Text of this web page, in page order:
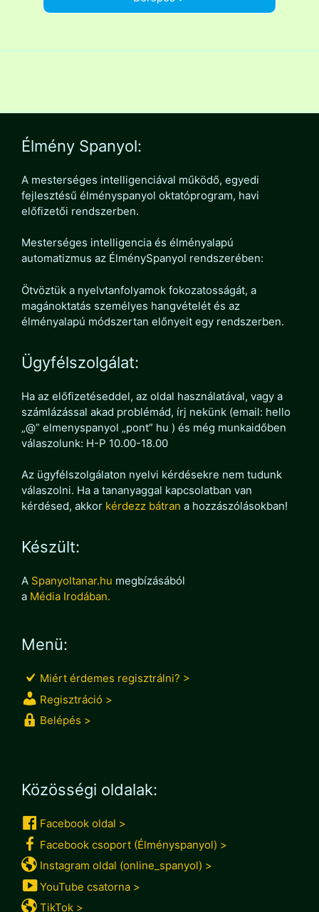
Élmény Spanyol:
A mesterséges intelligenciával működő, egyedi
fejlesztésű élményspanyol oktatóprogram, havi
előfizetői rendszerben.
Mesterséges intelligencia és élményalapú
automatizmus az ÉlménySpanyol rendszerében:
Ötvöztük a nyelvtanfolyamok fokozatosságát, a
magánoktatás személyes hangvételét és az
élményalapú módszertan előnyeit egy rendszerben.
Ügyfélszolgálat:
Ha az előfizetéseddel, az oldal használatával, vagy a
számlázással akad problémád, írj nekünk (email: hello
„@” elmenyspanyol „pont” hu ) és még munkaidőben
válaszolunk: H-P 10.00-18.00
Az ügyfélszolgálaton nyelvi kérdésekre nem tudunk
válaszolni. Ha a tananyaggal kapcsolatban van
kérdésed, akkor kérdezz bátran a hozzászólásokban!
Készült:
A Spanyoltanar.hu megbízásából
a Média Irodában.
Menü:
Miért érdemes regisztrálni? >
Regisztráció >
Belépés >
Közösségi oldalak:
Facebook oldal >
Facebook csoport (Élményspanyol) >
Instagram oldal (online_spanyol) >
YouTube csatorna >
TikTok >